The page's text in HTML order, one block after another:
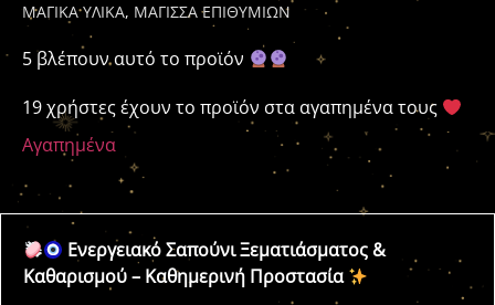
ΜΑΓΙΚΑ ΥΛΙΚΑ, ΜΑΓΙΣΣΑ ΕΠΙΘΥΜΙΩΝ
5 βλέπουν αυτό το προϊόν
19 χρήστες έχουν το προϊόν στα αγαπημένα τους
Αγαπημένα
Ενεργειακό Σαπούνι Ξεματιάσματος &
Καθαρισμού – Καθημερινή Προστασία